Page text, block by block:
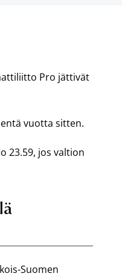
Pro jättivät
vuotta sitten.
23.59, jos valtion
Suomen